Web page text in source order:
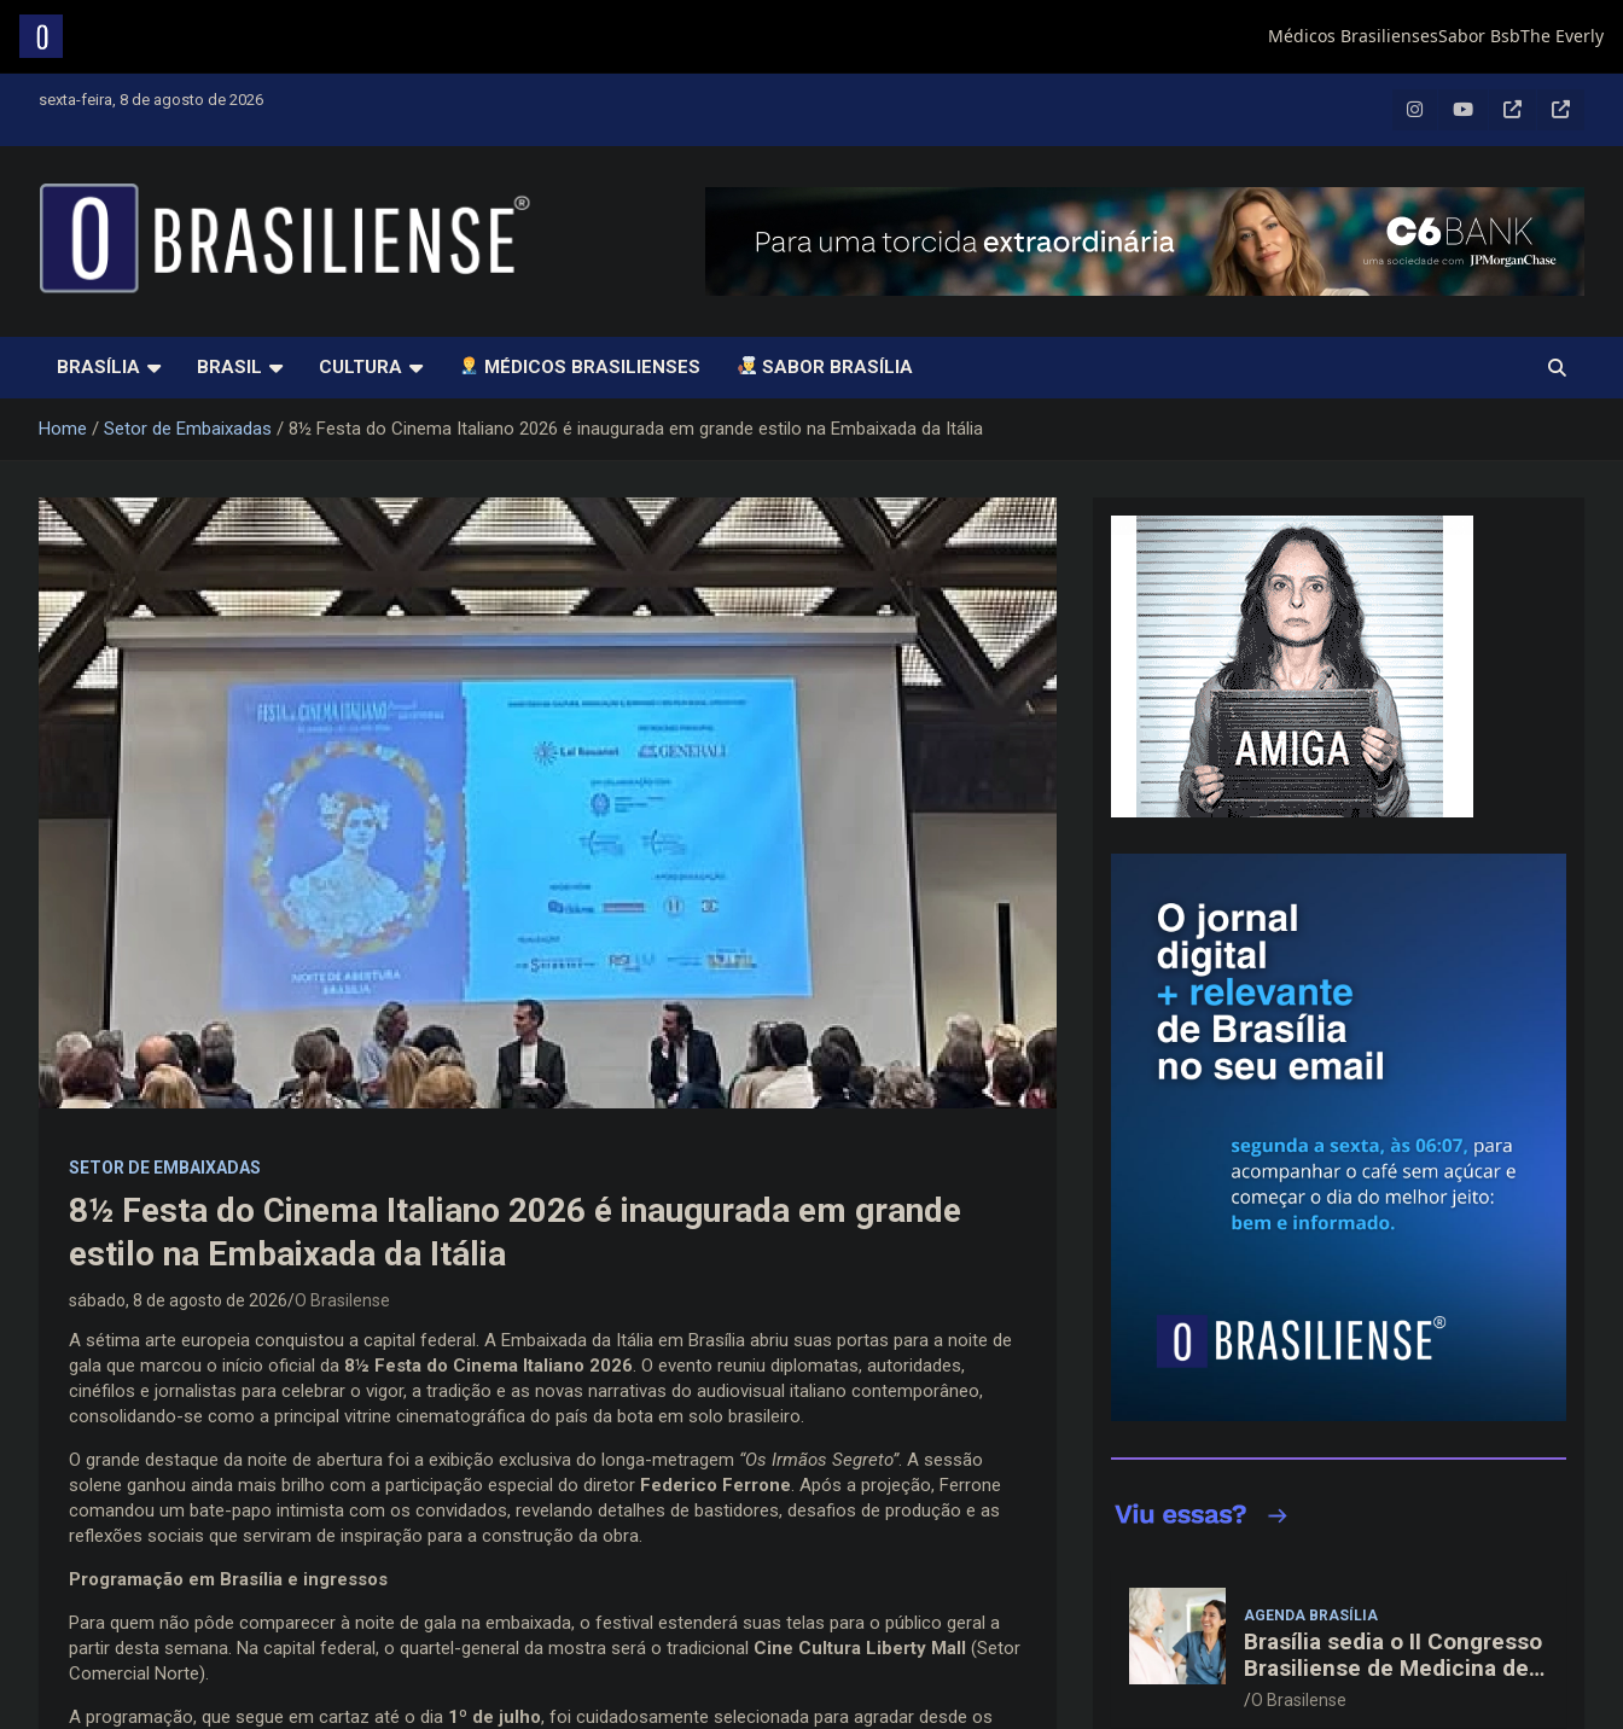
sexta-feira, 8 de agosto de 2026
BRASÍLIA BRASIL CULTURA MÉDICOS BRASILIENSES SABOR BRASÍLIA
Home Setor de Embaixadas 8½ Festa do Cinema Italiano 2026 é inaugurada em grande estilo na Embaixada da Itália
SETOR DE EMBAIXADAS
8½ Festa do Cinema Italiano 2026 é inaugurada em grande
estilo na Embaixada da Itália
sábado, 8 de agosto de 2026 O Brasilense
A sétima arte europeia conquistou a capital federal. A Embaixada da Itália em Brasília abriu suas portas para a noite de
gala que marcou o início oficial da 8½ Festa do Cinema Italiano 2026 . O evento reuniu diplomatas, autoridades,
cinéfilos e jornalistas para celebrar o vigor, a tradição e as novas narrativas do audiovisual italiano contemporâneo,
consolidando-se como a principal vitrine cinematográfica do país da bota em solo brasileiro.
O grande destaque da noite de abertura foi a exibição exclusiva do longa-metragem “Os Irmãos Segreto”. A sessão
solene ganhou ainda mais brilho com a participação especial do diretor Federico Ferrone . Após a projeção, Ferrone
comandou um bate-papo intimista com os convidados, revelando detalhes de bastidores, desafios de produção e as
reflexões sociais que serviram de inspiração para a construção da obra.
Programação em Brasília e ingressos
Para quem não pôde comparecer à noite de gala na embaixada, o festival estenderá suas telas para o público geral a
partir desta semana. Na capital federal, o quartel-general da mostra será o tradicional Cine Cultura Liberty Mall (Setor
Comercial Norte).
A programação, que segue em cartaz até o dia 1º de julho, foi cuidadosamente selecionada para agradar desde os
AGENDA BRASÍLIA
Brasília sedia o II Congresso
Brasiliense de Medicina de
Família e Comunidade na
O Brasilense